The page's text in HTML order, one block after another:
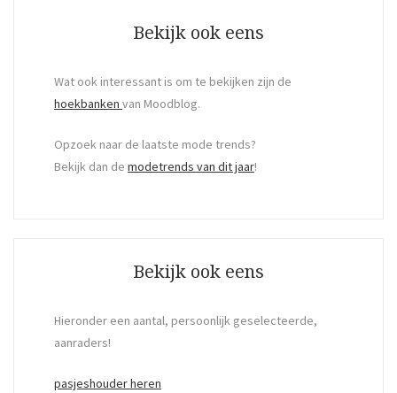
Bekijk ook eens
Wat ook interessant is om te bekijken zijn de
hoekbanken van Moodblog.
Opzoek naar de laatste mode trends?
Bekijk dan de modetrends van dit jaar!
Bekijk ook eens
Hieronder een aantal, persoonlijk geselecteerde,
aanraders!
pasjeshouder heren